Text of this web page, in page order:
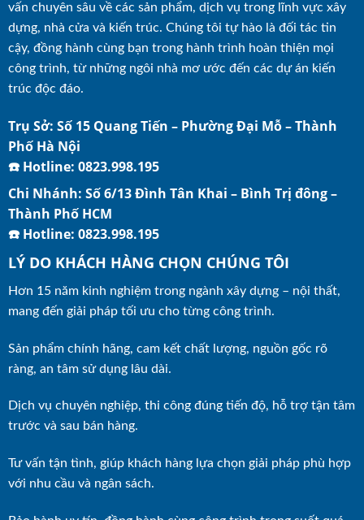
vấn chuyên sâu về các sản phẩm, dịch vụ trong lĩnh vực xây
dựng, nhà cửa và kiến trúc. Chúng tôi tự hào là đối tác tin
cậy, đồng hành cùng bạn trong hành trình hoàn thiện mọi
công trình, từ những ngôi nhà mơ ước đến các dự án kiến
trúc độc đáo.
Trụ Sở: Số 15 Quang Tiến – Phường Đại Mỗ – Thành
Phố Hà Nội
☎️ Hotline: 0823.998.195
Chi Nhánh: Số 6/13 Đình Tân Khai – Bình Trị đông –
Thành Phố HCM
☎️ Hotline: 0823.998.195
LÝ DO KHÁCH HÀNG CHỌN CHÚNG TÔI
Hơn 15 năm kinh nghiệm trong ngành xây dựng – nội thất,
mang đến giải pháp tối ưu cho từng công trình.
Sản phẩm chính hãng, cam kết chất lượng, nguồn gốc rõ
ràng, an tâm sử dụng lâu dài.
Dịch vụ chuyên nghiệp, thi công đúng tiến độ, hỗ trợ tận tâm
trước và sau bán hàng.
Tư vấn tận tình, giúp khách hàng lựa chọn giải pháp phù hợp
với nhu cầu và ngân sách.